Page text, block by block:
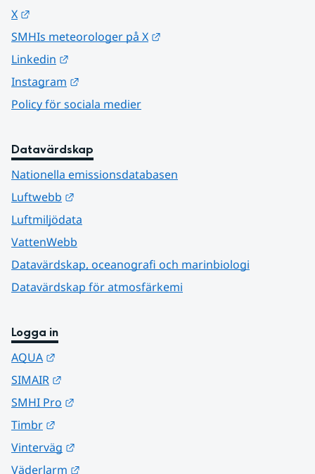
X
SMHIs meteorologer på X
Linkedin
Instagram
Policy för sociala medier
Datavärdskap
Nationella emissionsdatabasen
Luftwebb
Luftmiljödata
VattenWebb
Datavärdskap, oceanografi och marinbiologi
Datavärdskap för atmosfärkemi
Logga in
AQUA
SIMAIR
SMHI Pro
Timbr
Vinterväg
Väderlarm